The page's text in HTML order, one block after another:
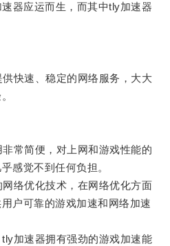
应运而生，而其中tly加速器
速、稳定的网络服务，大大
简便，对上网和游戏性能的
感觉不到任何负担。
优化技术，在网络优化方面
户可靠的游戏加速和网络加速
速器拥有强劲的游戏加速能